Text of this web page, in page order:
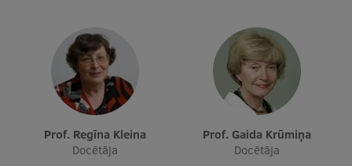
Mobilitātes programmas
Starptautiskie sadarbības partneri
Prof. Regīna Kleina
Docētāja
Prof. Gaida Krūmiņa
Docētāja